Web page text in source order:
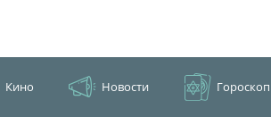
Кино Новости Гороскоп